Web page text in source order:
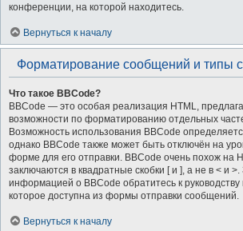
конференции, на которой находитесь.
Вернуться к началу
Форматирование сообщений и типы
Что такое BBCode?
BBCode — это особая реализация HTML,
возможности по форматированию отдельных
Возможность использования BBCode
однако BBCode также может быть отключён на
форме для его отправки. BBCode очень похож на
заключаются в квадратные скобки [ и ], а не в < и
информацией о BBCode обратитесь к
которое доступна из формы отправки сообщений.
Вернуться к началу